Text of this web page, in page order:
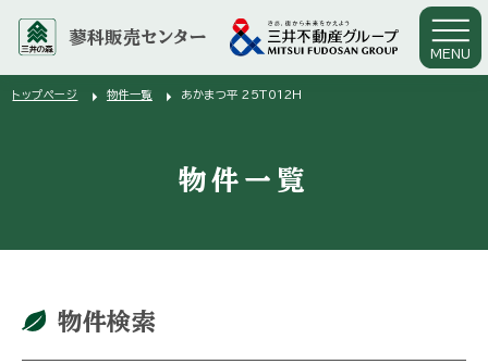
蓼科販売センター
MENU
トップページ arrow_right 物件一覧 arrow_right あかまつ平 25T012H
物件一覧
物件検索